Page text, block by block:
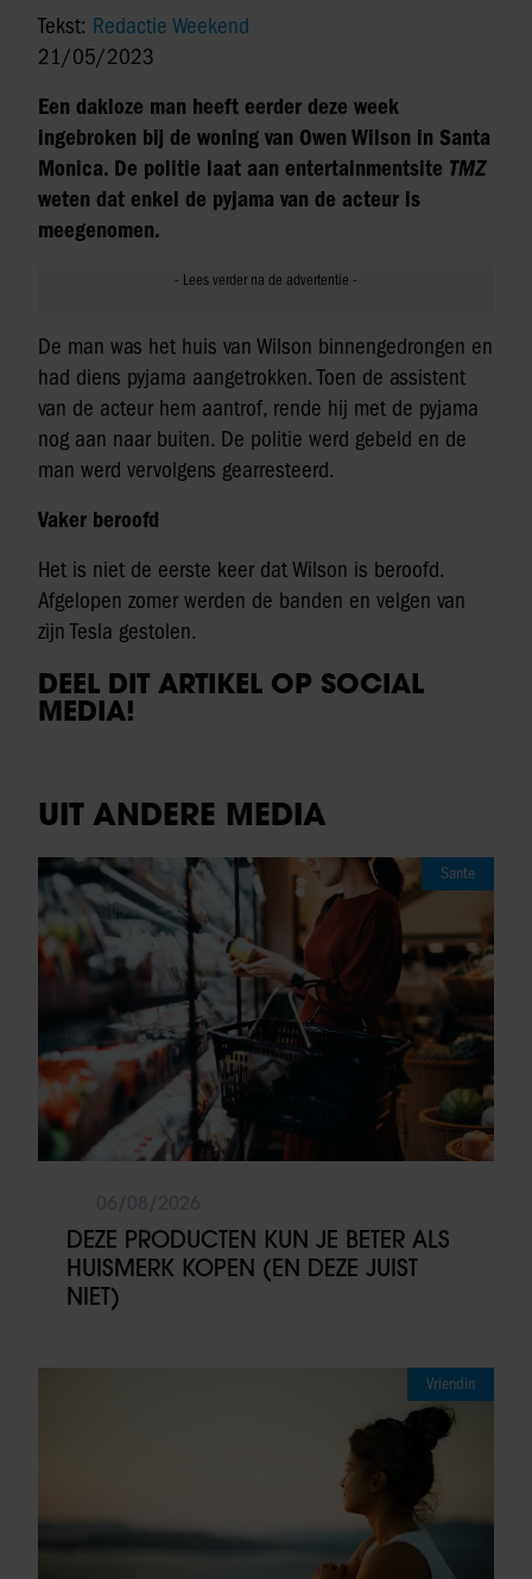
Tekst: Redactie Weekend
21/05/2023
Een dakloze man heeft eerder deze week
ingebroken bij de woning van Owen Wilson in Santa
Monica. De politie laat aan entertainmentsite TMZ
weten dat enkel de pyjama van de acteur is
meegenomen.
De man was het huis van Wilson binnengedrongen en
had diens pyjama aangetrokken. Toen de assistent
van de acteur hem aantrof, rende hij met de pyjama
nog aan naar buiten. De politie werd gebeld en de
man werd vervolgens gearresteerd.
Vaker beroofd
Het is niet de eerste keer dat Wilson is beroofd.
Afgelopen zomer werden de banden en velgen van
zijn Tesla gestolen.
DEEL DIT ARTIKEL OP SOCIAL
MEDIA!
UIT ANDERE MEDIA
Sante
DEZE PRODUCTEN KUN JE BETER ALS
HUISMERK KOPEN (EN DEZE JUIST
NIET)
Vriendin